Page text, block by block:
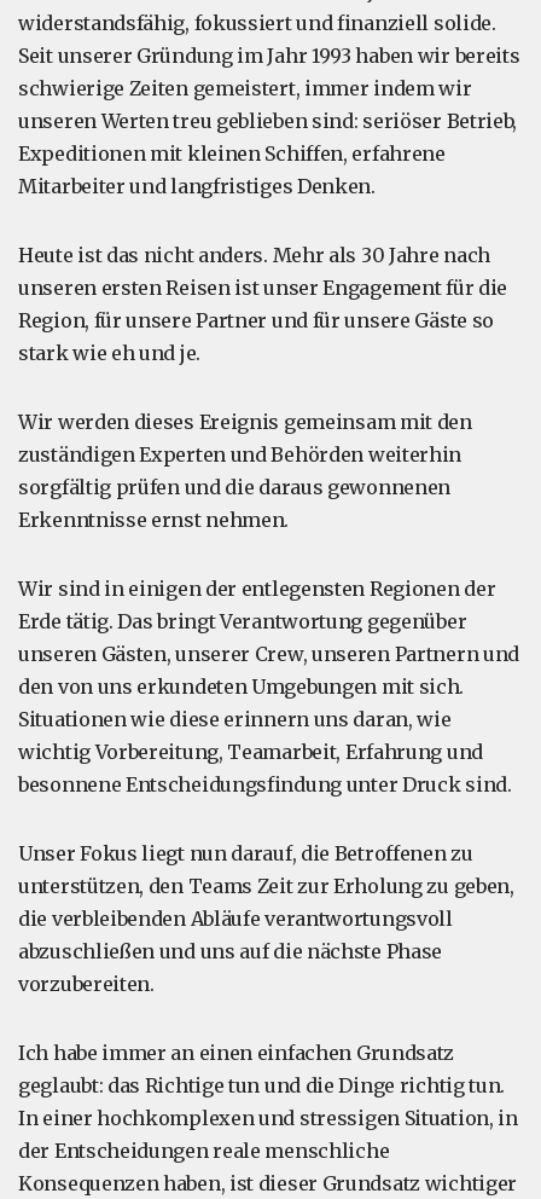
widerstandsfähig, fokussiert und finanziell solide.
Seit unserer Gründung im Jahr 1993 haben wir bereits
schwierige Zeiten gemeistert, immer indem wir
unseren Werten treu geblieben sind: seriöser Betrieb,
Expeditionen mit kleinen Schiffen, erfahrene
Mitarbeiter und langfristiges Denken.
Heute ist das nicht anders. Mehr als 30 Jahre nach
unseren ersten Reisen ist unser Engagement für die
Region, für unsere Partner und für unsere Gäste so
stark wie eh und je.
Wir werden dieses Ereignis gemeinsam mit den
zuständigen Experten und Behörden weiterhin
sorgfältig prüfen und die daraus gewonnenen
Erkenntnisse ernst nehmen.
Wir sind in einigen der entlegensten Regionen der
Erde tätig. Das bringt Verantwortung gegenüber
unseren Gästen, unserer Crew, unseren Partnern und
den von uns erkundeten Umgebungen mit sich.
Situationen wie diese erinnern uns daran, wie
wichtig Vorbereitung, Teamarbeit, Erfahrung und
besonnene Entscheidungsfindung unter Druck sind.
Unser Fokus liegt nun darauf, die Betroffenen zu
unterstützen, den Teams Zeit zur Erholung zu geben,
die verbleibenden Abläufe verantwortungsvoll
abzuschließen und uns auf die nächste Phase
vorzubereiten.
Ich habe immer an einen einfachen Grundsatz
geglaubt: das Richtige tun und die Dinge richtig tun.
In einer hochkomplexen und stressigen Situation, in
der Entscheidungen reale menschliche
Konsequenzen haben, ist dieser Grundsatz wichtiger